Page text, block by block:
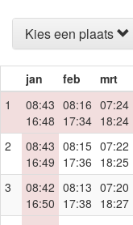
Kies een plaats
jan feb mrt
1
08:43
16:48
08:16
17:34
07:24
18:24
2
08:43
16:49
08:15
17:36
07:22
18:25
3
08:42
16:50
08:13
17:38
07:20
18:27